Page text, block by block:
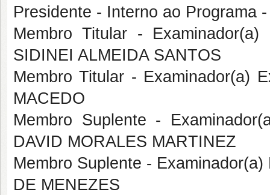
Presidente - Interno ao Programa
Membro Titular -
SIDINEI ALMEIDA SANTOS
Membro Titular - Examinador(a)
MACEDO
Membro Suplente -
DAVID MORALES MARTINEZ
Membro Suplente -
DE MENEZES